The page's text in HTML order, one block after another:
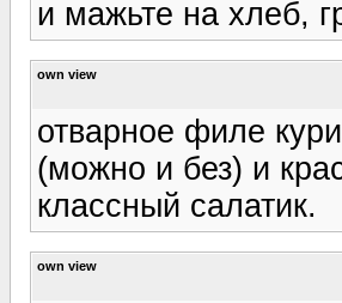
и мажьте на хлеб,
own view
отварное филе
(можно и без) и
классный салатик.
own view